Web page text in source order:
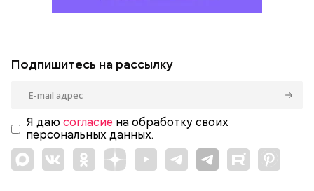
Подпишитесь на рассылку
Я даю согласие на обработку своих
персональных данных.